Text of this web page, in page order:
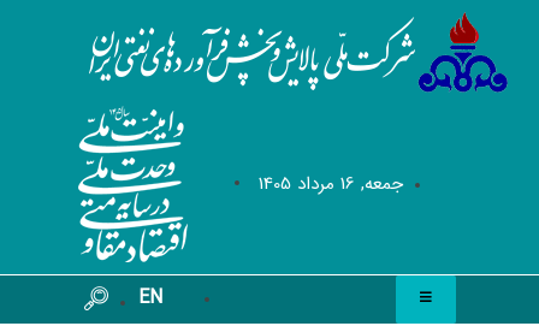
جمعه, 16 مرداد 1405
EN